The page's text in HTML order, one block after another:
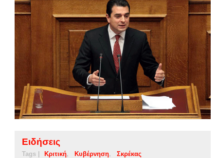
Ειδήσεις
Tags | Κριτική Κυβέρνηση Σκρέκας